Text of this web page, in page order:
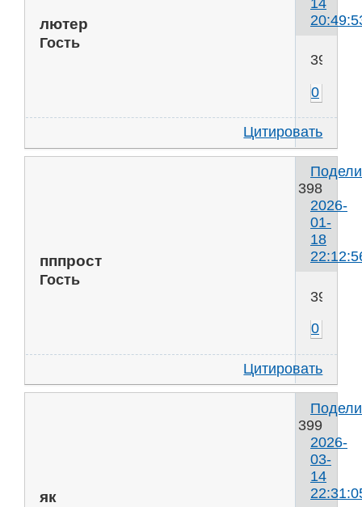
лютер
Гость
395
0
Цитировать
398
2026-
01-
18
пппрост
Гость
396
0
Цитировать
399
2026-
03-
14
як